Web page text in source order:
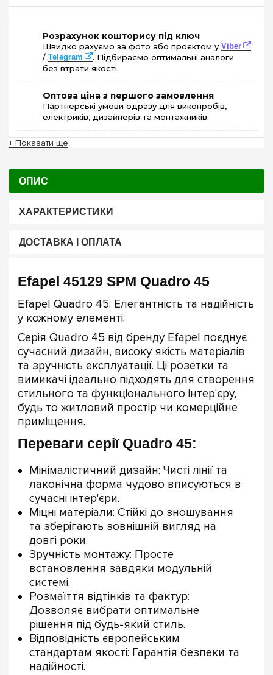
Розрахунок кошторису під ключ
Швидко рахуємо за фото або проєктом у Viber
/ Telegram
. Підбираємо оптимальні аналоги
без втрати якості.
Оптова ціна з першого замовлення
Партнерські умови одразу для виконробів,
електриків, дизайнерів та монтажників.
+ Показати ще
ОПИС
ХАРАКТЕРИСТИКИ
ДОСТАВКА І ОПЛАТА
Efapel 45129 SPM Quadro 45
Efapel Quadro 45: Елегантність та надійність
у кожному елементі.
Серія Quadro 45 від бренду Efapel поєднує
сучасний дизайн, високу якість матеріалів
та зручність експлуатації. Ці розетки та
вимикачі ідеально підходять для створення
стильного та функціонального інтер'єру,
будь то житловий простір чи комерційне
приміщення.
Переваги серії Quadro 45:
Мінімалістичний дизайн: Чисті лінії та
лаконічна форма чудово вписуються в
сучасні інтер'єри.
Міцні матеріали: Стійкі до зношування
та зберігають зовнішній вигляд на
довгі роки.
Зручність монтажу: Просте
встановлення завдяки модульній
системі.
Розмаїття відтінків та фактур:
Дозволяє вибрати оптимальне
рішення під будь-який стиль.
Відповідність європейським
стандартам якості: Гарантія безпеки та
надійності.